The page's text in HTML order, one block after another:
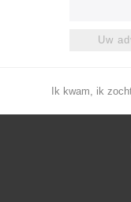
Uw
Ik kwam, ik